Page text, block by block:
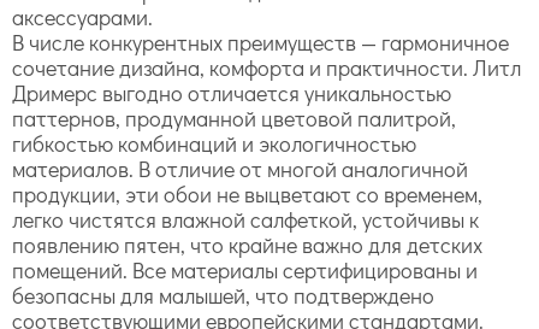
аксессуарами.
В числе конкурентных преимуществ — гармоничное
сочетание дизайна, комфорта и практичности. Литл
Дримерс выгодно отличается уникальностью
паттернов, продуманной цветовой палитрой,
гибкостью комбинаций и экологичностью
материалов. В отличие от многой аналогичной
продукции, эти обои не выцветают со временем,
легко чистятся влажной салфеткой, устойчивы к
появлению пятен, что крайне важно для детских
помещений. Все материалы сертифицированы и
безопасны для малышей, что подтверждено
соответствующими европейскими стандартами.